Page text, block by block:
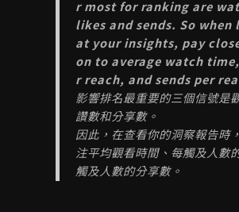
r most for ranking are
likes and sends. So when
at your insights, pay
on to average watch
r reach, and sends per
影響排名最重要的三個信號是
讚數和分享數。
因此，在查看你的洞察報告時
注平均觀看時間、每觸及人數
觸及人數的分享數。